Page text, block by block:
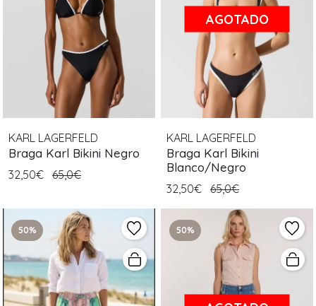
KARL LAGERFELD
Braga Karl Bikini Negro
32,50€ 65,0€
AGOTADO
KARL LAGERFELD
Braga Karl Bikini
Blanco/Negro
32,50€ 65,0€
50% 50%